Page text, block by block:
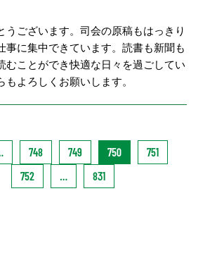
うございます。司会の原稿もはっきり
事に集中できています。読書も新聞も
むことができ快適な日々を過ごしてい
もよろしくお願いします。
748 749 750
751
752
… 831